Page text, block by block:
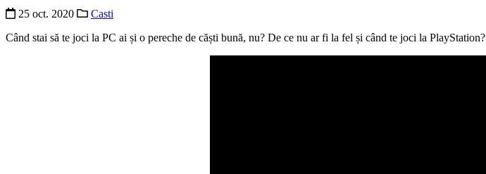
25 oct. 2020
Casti
Când stai să te joci la PC ai și o pereche de căști bună, nu? De ce nu ar fi la fel și când te joci la PlayStation?